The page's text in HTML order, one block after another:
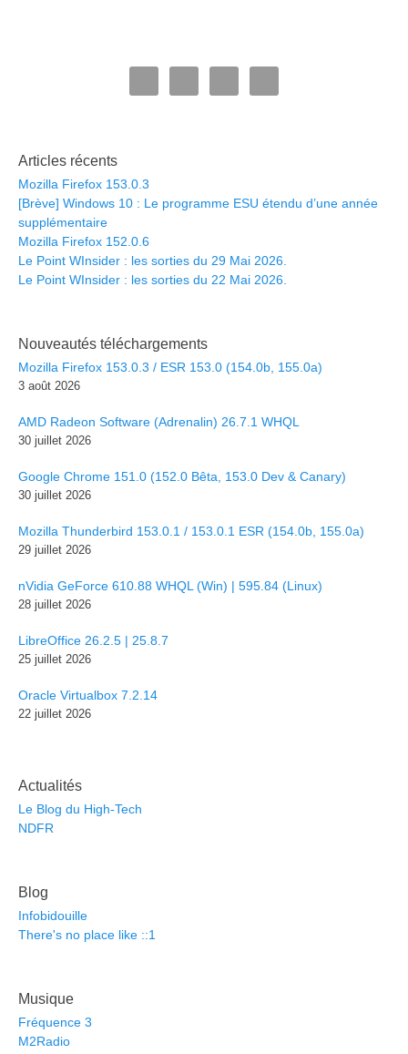
Articles récents
Mozilla Firefox 153.0.3
[Brève] Windows 10 : Le programme ESU étendu d’une année
supplémentaire
Mozilla Firefox 152.0.6
Le Point WInsider : les sorties du 29 Mai 2026.
Le Point WInsider : les sorties du 22 Mai 2026.
Nouveautés téléchargements
Mozilla Firefox 153.0.3 / ESR 153.0 (154.0b, 155.0a)
3 août 2026
AMD Radeon Software (Adrenalin) 26.7.1 WHQL
30 juillet 2026
Google Chrome 151.0 (152.0 Bêta, 153.0 Dev & Canary)
30 juillet 2026
Mozilla Thunderbird 153.0.1 / 153.0.1 ESR (154.0b, 155.0a)
29 juillet 2026
nVidia GeForce 610.88 WHQL (Win) | 595.84 (Linux)
28 juillet 2026
LibreOffice 26.2.5 | 25.8.7
25 juillet 2026
Oracle Virtualbox 7.2.14
22 juillet 2026
Actualités
Le Blog du High-Tech
NDFR
Blog
Infobidouille
There's no place like ::1
Musique
Fréquence 3
M2Radio